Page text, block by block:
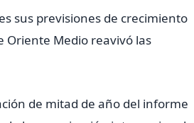
sus previsiones de crecimiento
Oriente Medio reavivó las
de mitad de año del informe